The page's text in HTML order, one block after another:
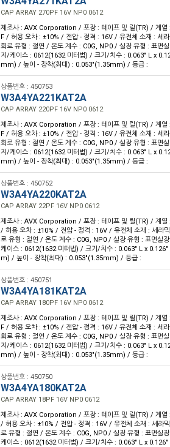
CAP ARRAY 270PF 16V NP0 0612
제조사 : AVX Corporation / 포장 : 테이프 및 릴(TR) / 계
F / 허용 오차 : ±10% / 전압 - 정격 : 16V / 유전체 소재 : 세
회로 유형 : 절연 / 온도 계수 : C0G, NP0 / 실장 유형 : 표면
지/케이스 : 0612(1632 미터법) / 크기/치수 : 0.063" L x
mm) / 높이 - 장착(최대) : 0.053"(1.35mm) / 등급 :
상품번호 : 450753
W3A4YA221KAT2A
CAP ARRAY 220PF 16V NP0 0612
제조사 : AVX Corporation / 포장 : 테이프 및 릴(TR) / 계
F / 허용 오차 : ±10% / 전압 - 정격 : 16V / 유전체 소재 : 세
회로 유형 : 절연 / 온도 계수 : C0G, NP0 / 실장 유형 : 표면
지/케이스 : 0612(1632 미터법) / 크기/치수 : 0.063" L x
mm) / 높이 - 장착(최대) : 0.053"(1.35mm) / 등급 :
상품번호 : 450752
W3A4YA220KAT2A
CAP ARRAY 22PF 16V NP0 0612
제조사 : AVX Corporation / 포장 : 테이프 및 릴(TR) / 계열
/ 허용 오차 : ±10% / 전압 - 정격 : 16V / 유전체 소재 : 세라
로 유형 : 절연 / 온도 계수 : C0G, NP0 / 실장 유형 : 표면실
케이스 : 0612(1632 미터법) / 크기/치수 : 0.063" L x
m) / 높이 - 장착(최대) : 0.053"(1.35mm) / 등급 :
상품번호 : 450751
W3A4YA181KAT2A
CAP ARRAY 180PF 16V NP0 0612
제조사 : AVX Corporation / 포장 : 테이프 및 릴(TR) / 계
F / 허용 오차 : ±10% / 전압 - 정격 : 16V / 유전체 소재 : 세
회로 유형 : 절연 / 온도 계수 : C0G, NP0 / 실장 유형 : 표면
지/케이스 : 0612(1632 미터법) / 크기/치수 : 0.063" L x
mm) / 높이 - 장착(최대) : 0.053"(1.35mm) / 등급 :
상품번호 : 450750
W3A4YA180KAT2A
CAP ARRAY 18PF 16V NP0 0612
제조사 : AVX Corporation / 포장 : 테이프 및 릴(TR) / 계열
/ 허용 오차 : ±10% / 전압 - 정격 : 16V / 유전체 소재 : 세라
로 유형 : 절연 / 온도 계수 : C0G, NP0 / 실장 유형 : 표면실
케이스 : 0612(1632 미터법) / 크기/치수 : 0.063" L x